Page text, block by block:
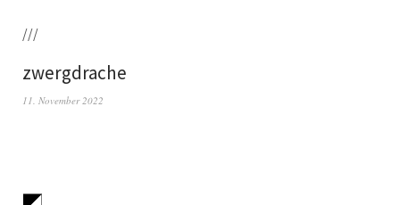
///
zwergdrache
11. November 2022